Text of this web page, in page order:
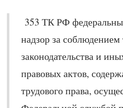
353 ТК РФ
надзор за соблюдением
законодательства и
правовых актов,
трудового права,